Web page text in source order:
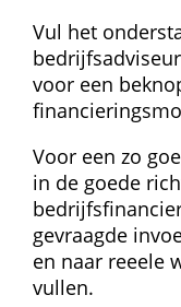
Vul het
voor een
Voor een zo
in de goede
gevraagde
en naar reeele
vullen.